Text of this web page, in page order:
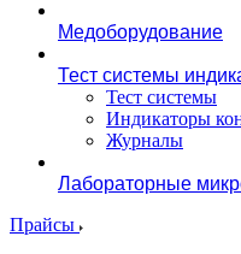
Медоборудование
Тест системы
Тест системы
Индикаторы
Журналы
Лабораторные
Прайсы